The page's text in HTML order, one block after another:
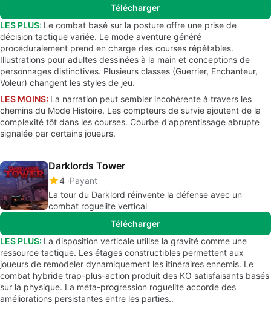
Télécharger
LES PLUS: Le combat basé sur la posture offre une prise de
décision tactique variée. Le mode aventure généré
procéduralement prend en charge des courses répétables.
Illustrations pour adultes dessinées à la main et conceptions de
personnages distinctives. Plusieurs classes (Guerrier, Enchanteur,
Voleur) changent les styles de jeu.
LES MOINS: La narration peut sembler incohérente à travers les
chemins du Mode Histoire. Les compteurs de survie ajoutent de la
complexité tôt dans les courses. Courbe d'apprentissage abrupte
signalée par certains joueurs.
Darklords Tower
4 Payant
La tour du Darklord réinvente la défense avec un
combat roguelite vertical
Télécharger
LES PLUS: La disposition verticale utilise la gravité comme une
ressource tactique. Les étages constructibles permettent aux
joueurs de remodeler dynamiquement les itinéraires ennemis. Le
combat hybride trap-plus-action produit des KO satisfaisants basés
sur la physique. La méta-progression roguelite accorde des
améliorations persistantes entre les parties..